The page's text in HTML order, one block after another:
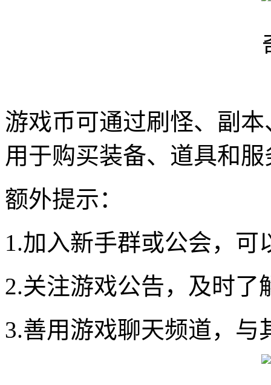
游戏币可通过刷怪、副
用于购买装备、道具和
额外提示：
1.加入新手群或公会，
2.关注游戏公告，及时了
3.善用游戏聊天频道，与